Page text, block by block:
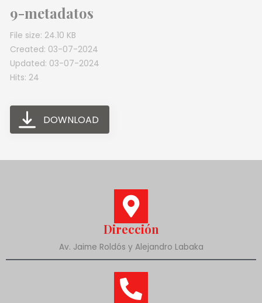
9-metadatos
File size: 24.10 KB
Created: 03-07-2024
Updated: 03-07-2024
Hits: 24
DOWNLOAD
Dirección
Av. Jaime Roldós y Alejandro Labaka